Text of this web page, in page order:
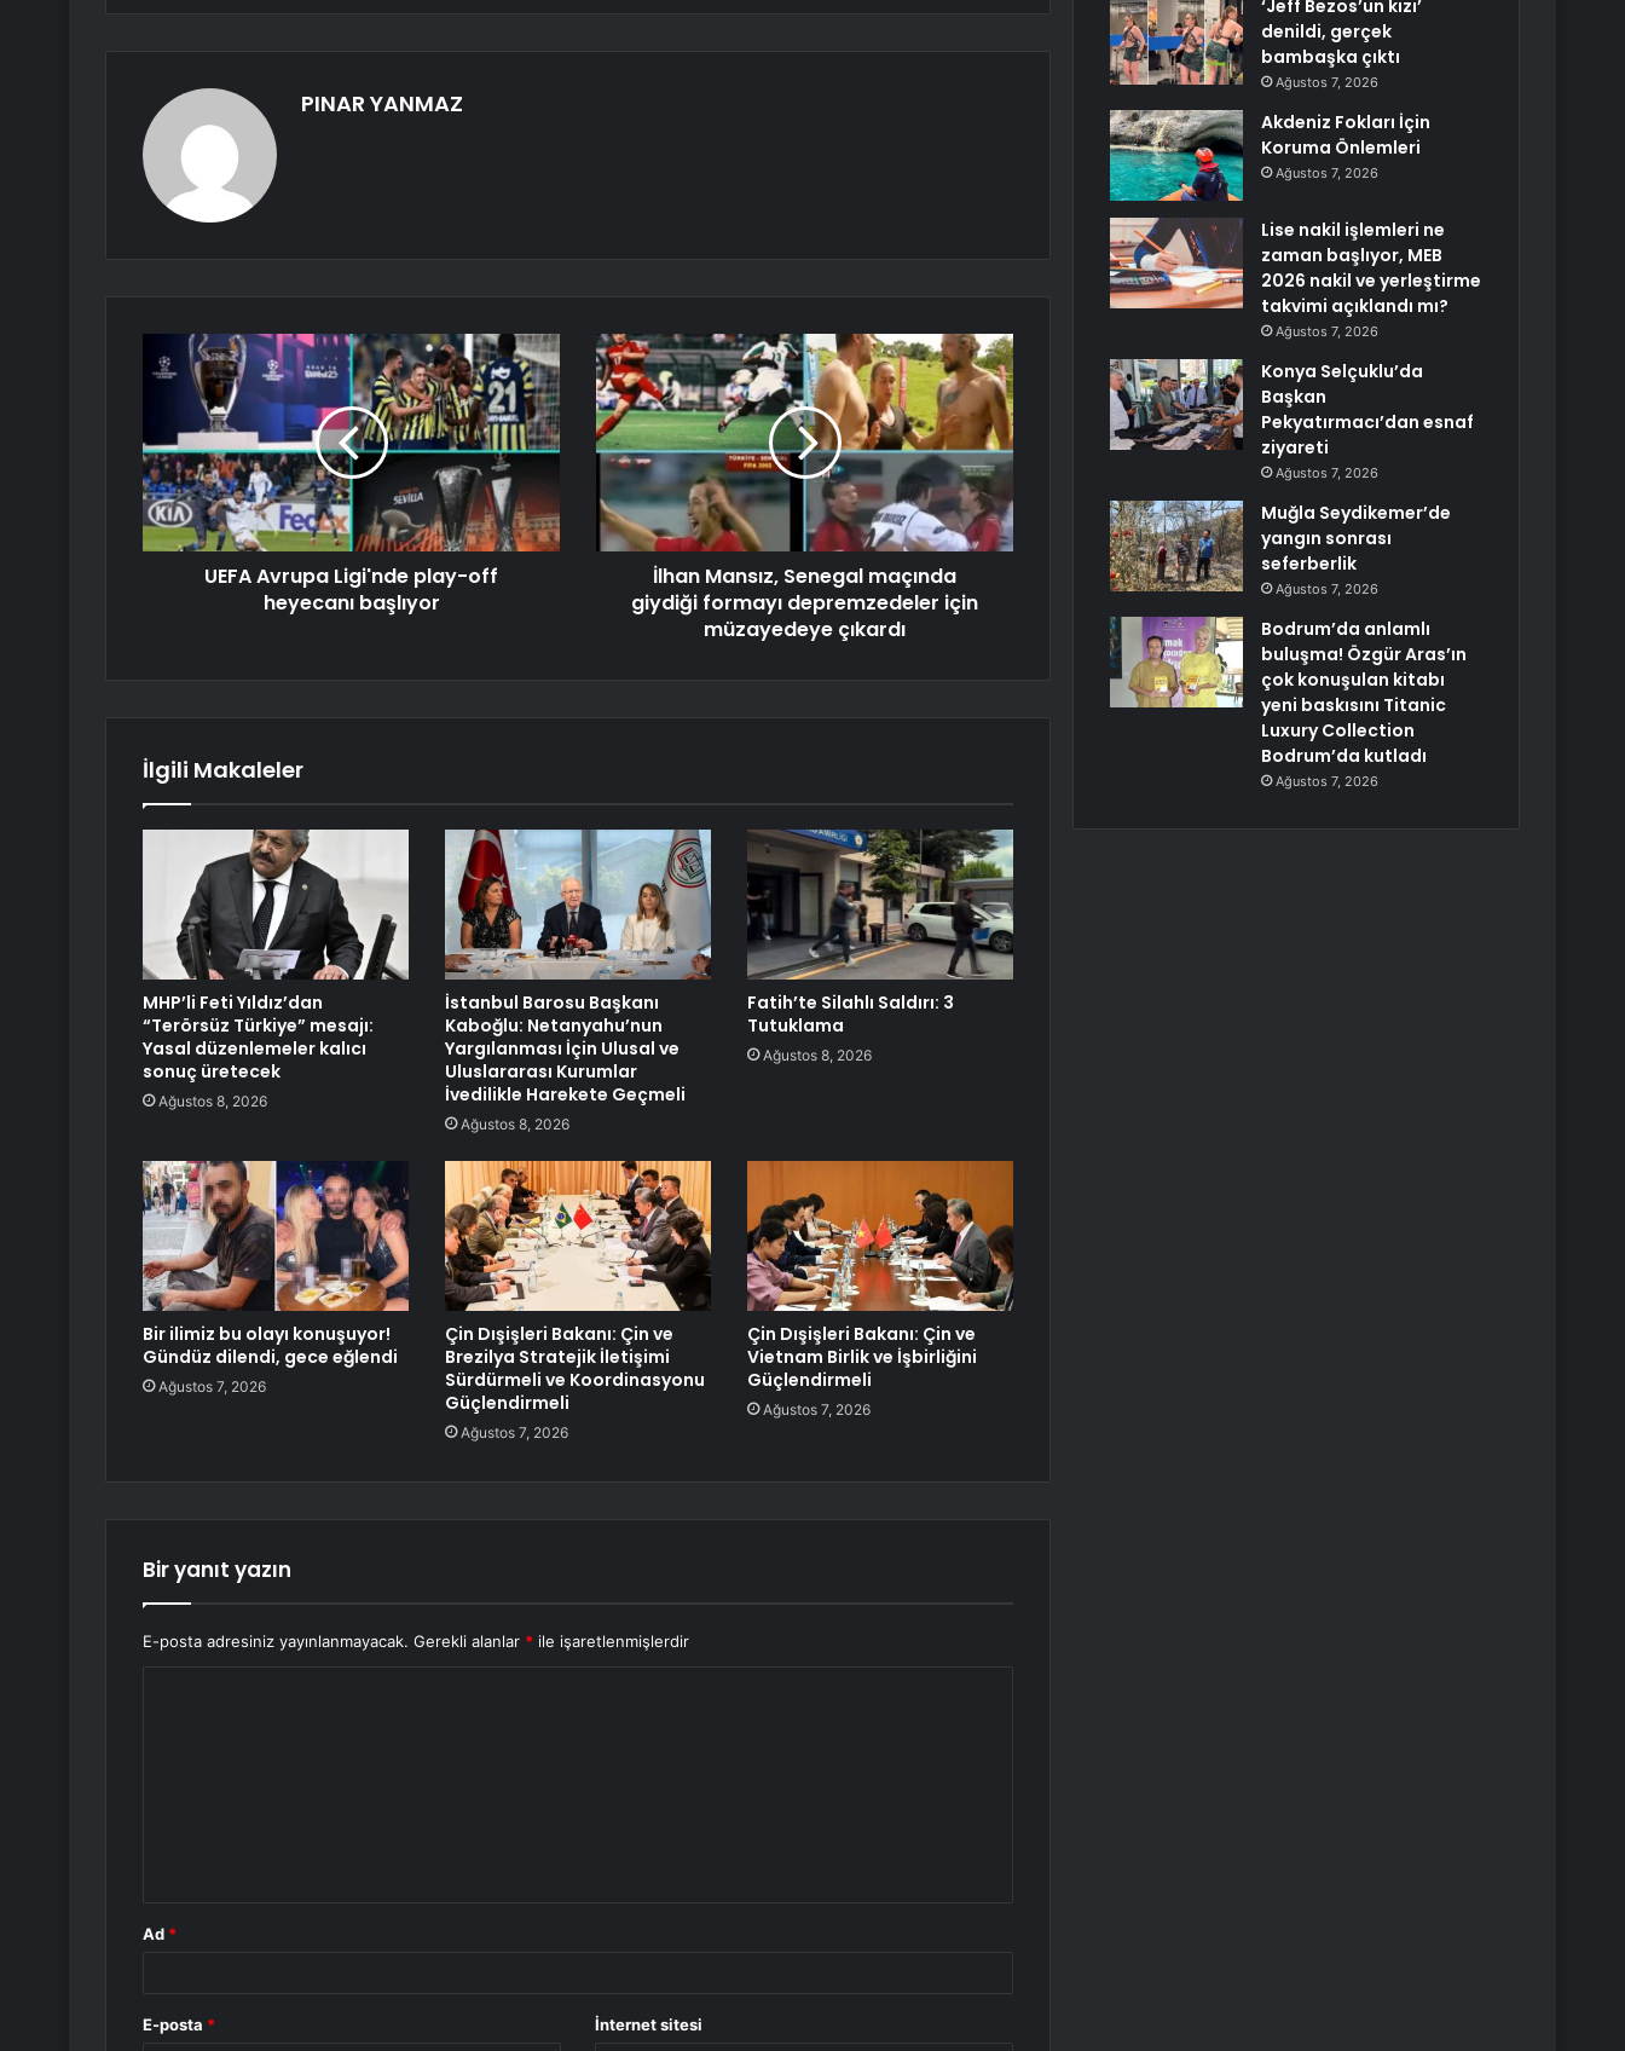
PINAR YANMAZ
UEFA Avrupa Ligi'nde play-off
heyecanı başlıyor
İlhan Mansız, Senegal maçında
giydiği formayı depremzedeler için
müzayedeye çıkardı
İlgili Makaleler
MHP’li Feti Yıldız’dan
“Terörsüz Türkiye” mesajı:
Yasal düzenlemeler kalıcı
sonuç üretecek
Ağustos 8, 2026
İstanbul Barosu Başkanı
Kaboğlu: Netanyahu’nun
Yargılanması İçin Ulusal ve
Uluslararası Kurumlar
İvedilikle Harekete Geçmeli
Ağustos 8, 2026
Fatih’te Silahlı Saldırı: 3
Tutuklama
Ağustos 8, 2026
Bir ilimiz bu olayı konuşuyor!
Gündüz dilendi, gece eğlendi
Ağustos 7, 2026
Çin Dışişleri Bakanı: Çin ve
Brezilya Stratejik İletişimi
Sürdürmeli ve Koordinasyonu
Güçlendirmeli
Ağustos 7, 2026
Çin Dışişleri Bakanı: Çin ve
Vietnam Birlik ve İşbirliğini
Güçlendirmeli
Ağustos 7, 2026
Bir yanıt yazın
E-posta adresiniz yayınlanmayacak. Gerekli alanlar * ile işaretlenmişlerdir
Ad *
E-posta * İnternet sitesi
‘Jeff Bezos’un kızı’
denildi, gerçek
bambaşka çıktı
Ağustos 7, 2026
Akdeniz Fokları İçin
Koruma Önlemleri
Ağustos 7, 2026
Lise nakil işlemleri ne
zaman başlıyor, MEB
2026 nakil ve yerleştirme
takvimi açıklandı mı?
Ağustos 7, 2026
Konya Selçuklu’da
Başkan
Pekyatırmacı’dan esnaf
ziyareti
Ağustos 7, 2026
Muğla Seydikemer’de
yangın sonrası
seferberlik
Ağustos 7, 2026
Bodrum’da anlamlı
buluşma! Özgür Aras’ın
çok konuşulan kitabı
yeni baskısını Titanic
Luxury Collection
Bodrum’da kutladı
Ağustos 7, 2026